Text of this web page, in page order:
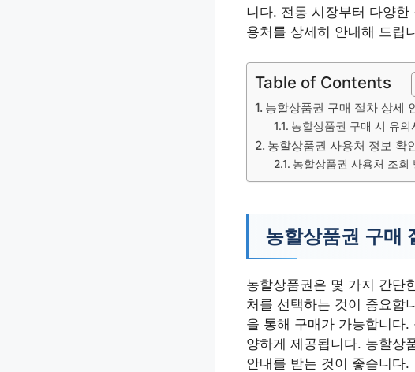
니다. 전통 시장부터 다양
용처를 상세히 안내해 드립
Table of Contents
농할상품권 구매 절차 상세
농할상품권 구매 시 유의
농할상품권 사용처 정보 확
농할상품권 사용처 조회
농할상품권 구매
농할상품권은 몇 가지 간단
처를 선택하는 것이 중요합
을 통해 구매가 가능합니다
양하게 제공됩니다. 농할상
안내를 받는 것이 좋습니다.